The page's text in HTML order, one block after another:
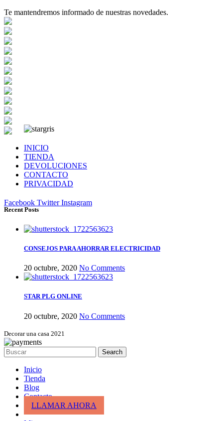
Te mantendremos informado de nuestras novedades.
INICIO
TIENDA
DEVOLUCIONES
CONTACTO
PRIVACIDAD
Facebook Twitter Instagram
Recent Posts
CONSEJOS PARA AHORRAR ELECTRICIDAD
20 octubre, 2020 No Comments
STAR PLG ONLINE
20 octubre, 2020 No Comments
Decorar una casa 2021
Search
Inicio
Tienda
Blog
Contacto
LLAMAR AHORA